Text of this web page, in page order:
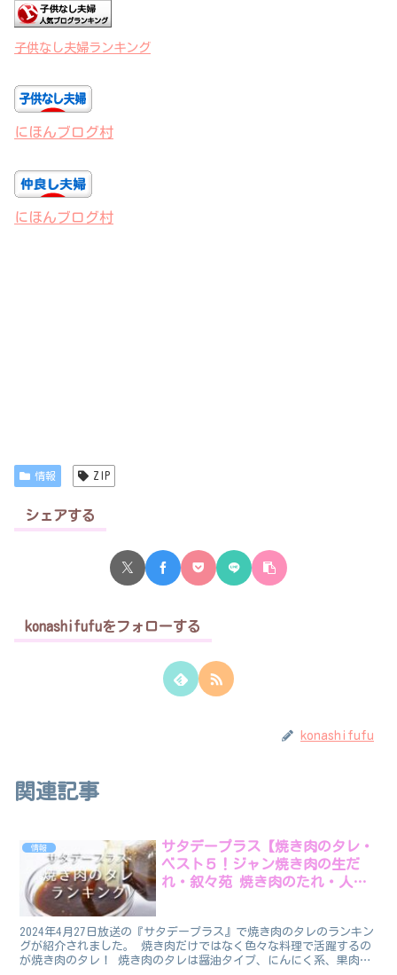
子供なし夫婦ランキング
にほんブログ村
にほんブログ村
情報 ZIP
シェアする
konashifufuをフォローする
konashifufu
関連記事
情報
サタデープラス【焼き肉のタレ・
ベスト５！ジャン焼き肉の生だ
れ・叙々苑 焼き肉のたれ・人形
2024年4月27日放送の『サタデープラス』で焼き肉のタレのランキン
グが紹介されました。 焼き肉だけではなく色々な料理で活躍するの
が焼き肉のタレ！ 焼き肉のタレは醤油タイプ、にんにく系、果肉入